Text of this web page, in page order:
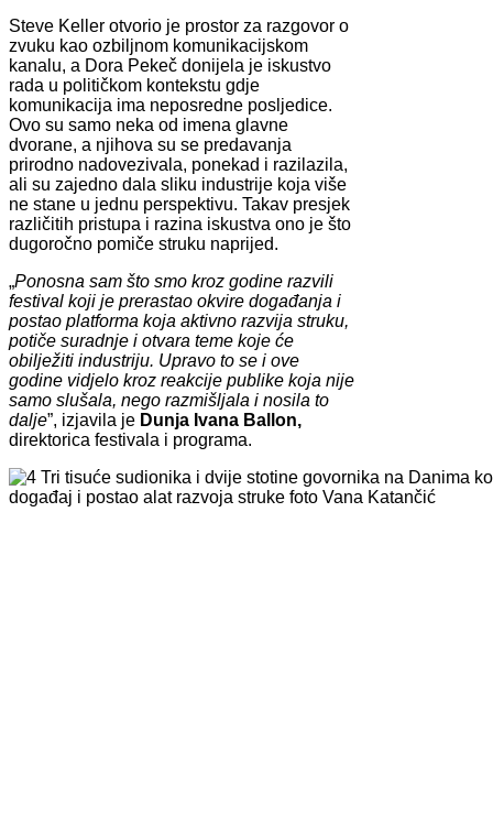
Steve Keller otvorio je prostor za razgovor o
zvuku kao ozbiljnom komunikacijskom
kanalu, a Dora Pekeč donijela je iskustvo
rada u političkom kontekstu gdje
komunikacija ima neposredne posljedice.
Ovo su samo neka od imena glavne
dvorane, a njihova su se predavanja
prirodno nadovezivala, ponekad i razilazila,
ali su zajedno dala sliku industrije koja više
ne stane u jednu perspektivu. Takav presjek
različitih pristupa i razina iskustva ono je što
dugoročno pomiče struku naprijed.
„Ponosna sam što smo kroz godine razvili
festival koji je prerastao okvire događanja i
postao platforma koja aktivno razvija struku,
potiče suradnje i otvara teme koje će
obilježiti industriju. Upravo to se i ove
godine vidjelo kroz reakcije publike koja nije
samo slušala, nego razmišljala i nosila to
dalje”, izjavila je Dunja Ivana Ballon,
direktorica festivala i programa.